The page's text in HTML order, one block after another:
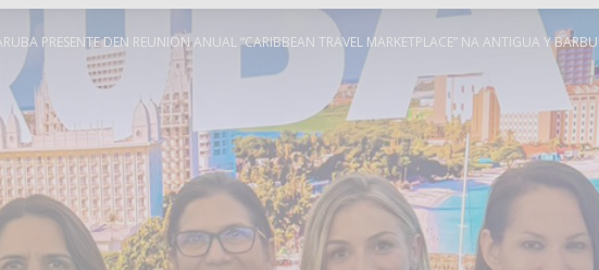
PRESENTE DEN REUNION ANUAL “CARIBBEAN TRAVEL MARKETPLACE” NA ANTIGUA Y